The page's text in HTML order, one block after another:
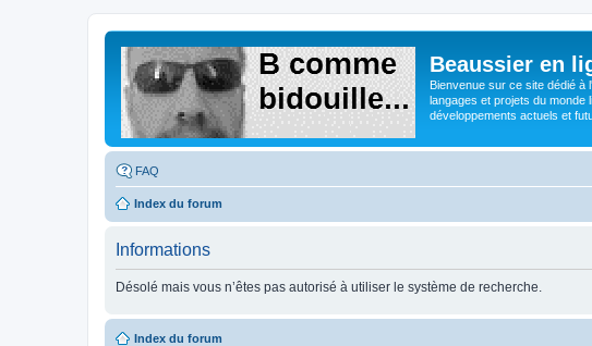
Beaussier en
Bienvenue sur ce site dédié à
langages et projets du monde
développements actuels et
FAQ
Index du forum
Informations
Désolé mais vous n’êtes pas autorisé à utiliser le système de recherche.
Index du forum